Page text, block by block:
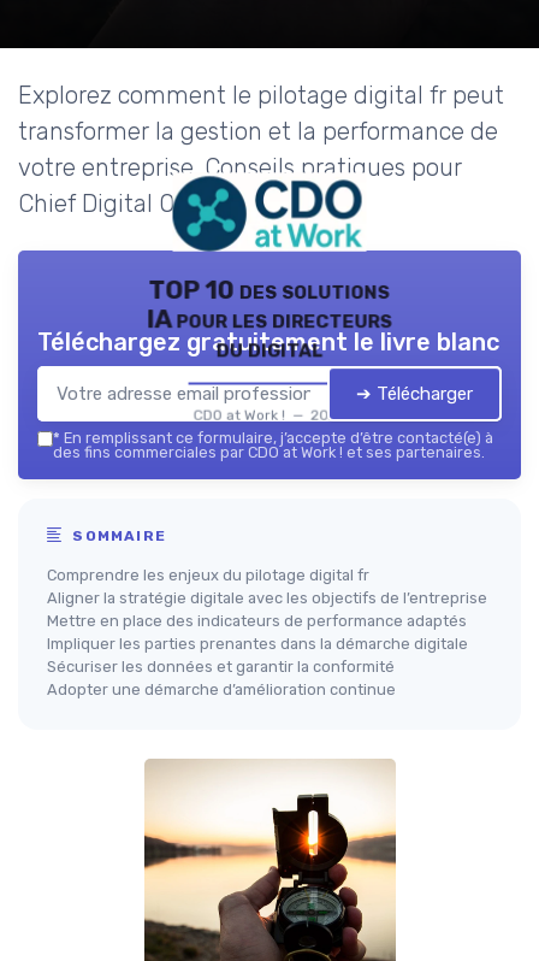
Explorez comment le pilotage digital fr peut
transformer la gestion et la performance de
votre entreprise. Conseils pratiques pour
Chief Digital Officer.
TOP 10 des solutions
IA pour les directeurs
du digital
CDO at Work ! — 2026
Téléchargez gratuitement le livre blanc
➔ Télécharger
* En remplissant ce formulaire, j’accepte d’être contacté(e) à
des fins commerciales par CDO at Work ! et ses partenaires.
SOMMAIRE
Comprendre les enjeux du pilotage digital fr
Aligner la stratégie digitale avec les objectifs de l’entreprise
Mettre en place des indicateurs de performance adaptés
Impliquer les parties prenantes dans la démarche digitale
Sécuriser les données et garantir la conformité
Adopter une démarche d’amélioration continue